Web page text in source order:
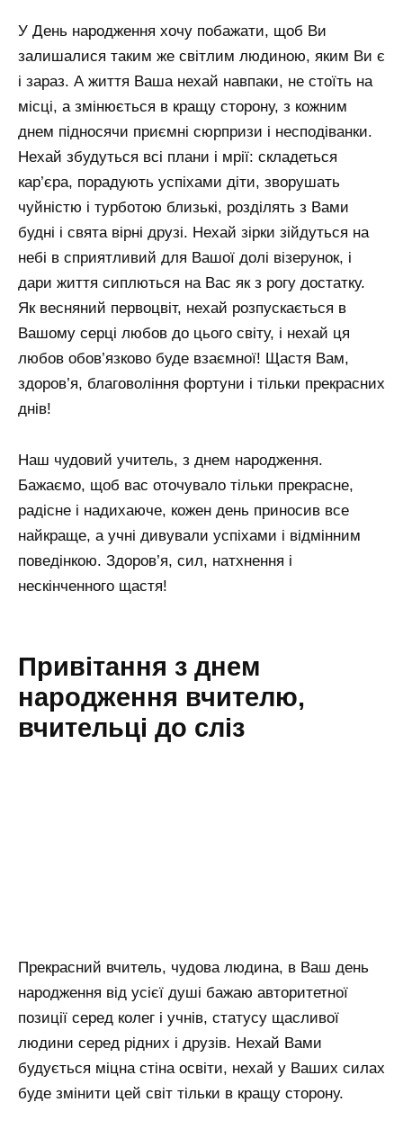
У День народження хочу побажати, щоб Ви
залишалися таким же світлим людиною, яким Ви є
і зараз. А життя Ваша нехай навпаки, не стоїть на
місці, а змінюється в кращу сторону, з кожним
днем ​​підносячи приємні сюрпризи і несподіванки.
Нехай збудуться всі плани і мрії: складеться
кар’єра, порадують успіхами діти, зворушать
чуйністю і турботою близькі, розділять з Вами
будні і свята вірні друзі. Нехай зірки зійдуться на
небі в сприятливий для Вашої долі візерунок, і
дари життя сиплються на Вас як з рогу достатку.
Як весняний первоцвіт, нехай розпускається в
Вашому серці любов до цього світу, і нехай ця
любов обов’язково буде взаємної! Щастя Вам,
здоров’я, благовоління фортуни і тільки прекрасних
днів!
Наш чудовий учитель, з днем ​​народження.
Бажаємо, щоб вас оточувало тільки прекрасне,
радісне і надихаюче, кожен день приносив все
найкраще, а учні дивували успіхами і відмінним
поведінкою. Здоров’я, сил, натхнення і
нескінченного щастя!
Привітання з днем
народження вчителю,
вчительці до сліз
Прекрасний вчитель, чудова людина, в Ваш день
народження від усієї душі бажаю авторитетної
позиції серед колег і учнів, статусу щасливої ​​
людини серед рідних і друзів. Нехай Вами
будується міцна стіна освіти, нехай у Ваших силах
буде змінити цей світ тільки в кращу сторону.